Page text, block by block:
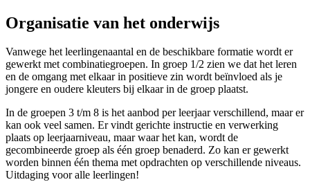
Organisatie van het onderwijs
Vanwege het leerlingenaantal en de beschikbare formatie wordt er
gewerkt met combinatiegroepen. In groep 1/2 zien we dat het leren
en de omgang met elkaar in positieve zin wordt beïnvloed als je
jongere en oudere kleuters bij elkaar in de groep plaatst.
In de groepen 3 t/m 8 is het aanbod per leerjaar verschillend, maar er
kan ook veel samen. Er vindt gerichte instructie en verwerking
plaats op leerjaarniveau, maar waar het kan, wordt de
gecombineerde groep als één groep benaderd. Zo kan er gewerkt
worden binnen één thema met opdrachten op verschillende niveaus.
Uitdaging voor alle leerlingen!